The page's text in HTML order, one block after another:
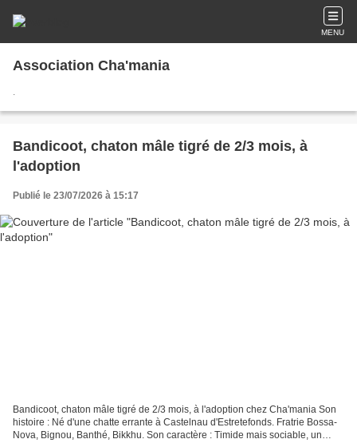
MENU
Association Cha'mania
.
Bandicoot, chaton mâle tigré de 2/3 mois, à
l'adoption
Publié le 23/07/2026 à 15:17
Bandicoot, chaton mâle tigré de 2/3 mois, à l'adoption chez Cha'mania Son
histoire : Né d'une chatte errante à Castelnau d'Estretefonds. Fratrie Bossa-
Nova, Bignou, Banthé, Bikkhu. Son caractère : Timide mais sociable, un